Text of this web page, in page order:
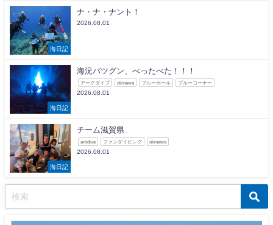
海日記
ナ・ナ・ナント！
2026.08.01
海日記
海況バツグン、べったべた！！！
アークダイブ okinawa ブルーホール ブルーコーナー
2026.08.01
海日記
チーム滋賀県
arkdive ファンダイビング okinawa
2026.08.01